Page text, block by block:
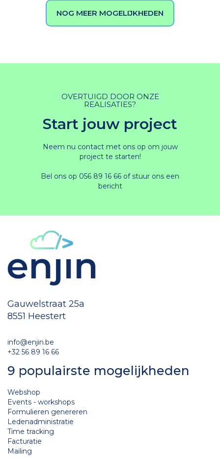
NOG MEER MOGELIJKHEDEN
OVERTUIGD DOOR ONZE
REALISATIES?
Start jouw project
Neem nu contact met ons op om jouw
project te starten!
Bel ons op 056 89 16 66 of stuur ons een
bericht
Gauwelstraat 25a
8551 Heestert
info@enjin.be
+32 56 89 16 66
9 populairste mogelijkheden
Webshop
Events - workshops
Formulieren genereren
Ledenadministratie
Time tracking
Facturatie
Mailing